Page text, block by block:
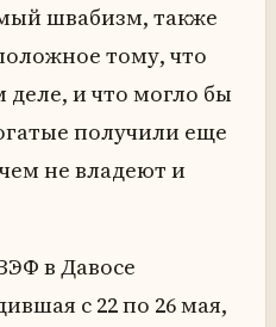
швабизм, также
тому, что
и что могло бы
получили еще
не владеют и
в Давосе
с 22 по 26 мая,